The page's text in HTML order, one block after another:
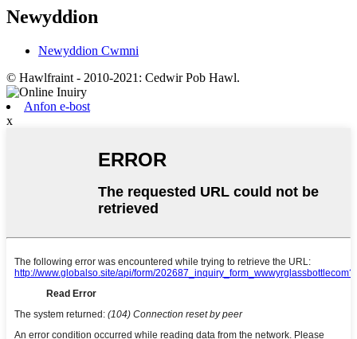
Newyddion
Newyddion Cwmni
© Hawlfraint - 2010-2021: Cedwir Pob Hawl.
Anfon e-bost
x